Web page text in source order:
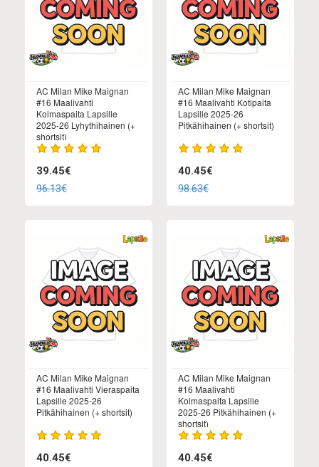
AC Milan Mike Maignan
#16 Maalivahti
Kolmaspaita Lapsille
2025-26 Lyhythihainen (+
shortsit)
39.45€
96.13€
AC Milan Mike Maignan
#16 Maalivahti Kotipaita
Lapsille 2025-26
Pitkähihainen (+ shortsit)
40.45€
98.63€
AC Milan Mike Maignan
#16 Maalivahti Vieraspaita
Lapsille 2025-26
Pitkähihainen (+ shortsit)
40.45€
AC Milan Mike Maignan
#16 Maalivahti
Kolmaspaita Lapsille
2025-26 Pitkähihainen (+
shortsit)
40.45€